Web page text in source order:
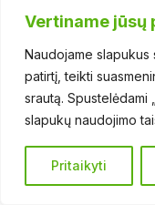
Vertiname jūsų
Naudojame slapukus
patirtį, teikti
srautą. Spustelėdami
slapukų naudojimo
Pritaikyti
Vertiname jūsų
Naudojame slapukus
patirtį, teikti
srautą. Spustelėdami
slapukų naudojimo
Pritaikyti
INDŲ
AKCIJA!